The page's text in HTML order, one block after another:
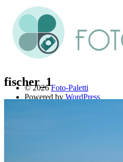
fischer_1
© 2026Foto-Paletti
Powered by WordPress